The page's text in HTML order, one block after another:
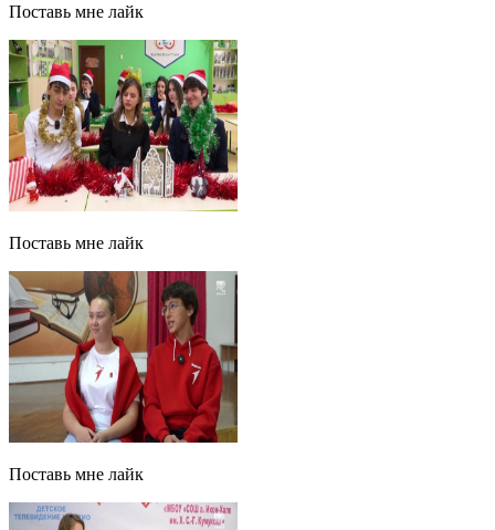
Поставь мне лайк
Поставь мне лайк
Поставь мне лайк